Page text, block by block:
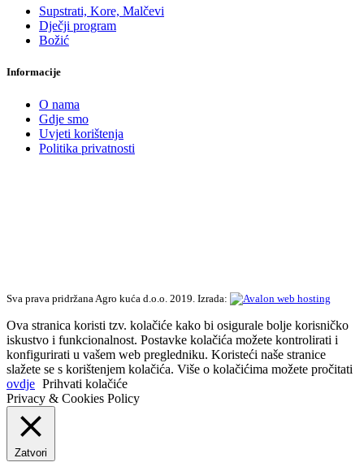
Supstrati, Kore, Malčevi
Dječji program
Božić
Informacije
O nama
Gdje smo
Uvjeti korištenja
Politika privatnosti
Sva prava pridržana Agro kuća d.o.o. 2019. Izrada:
Ova stranica koristi tzv. kolačiće kako bi osigurale bolje korisničko
iskustvo i funkcionalnost. Postavke kolačića možete kontrolirati i
konfigurirati u vašem web pregledniku. Koristeći naše stranice
slažete se s korištenjem kolačića. Više o kolačićima možete pročitati
ovdje Prihvati kolačiće
Privacy & Cookies Policy
Zatvori